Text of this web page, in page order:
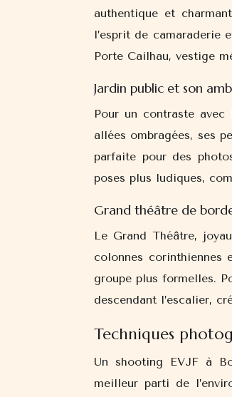
authentique et
l’esprit de camaraderie
Porte Cailhau, vestige
Jardin public et son
Pour un contraste avec
allées ombragées, ses
parfaite pour des
poses plus ludiques,
Grand théâtre de
Le Grand Théâtre,
colonnes corinthiennes
groupe plus formelles.
descendant l’escalier,
Techniques
Un shooting EVJF à
meilleur parti de